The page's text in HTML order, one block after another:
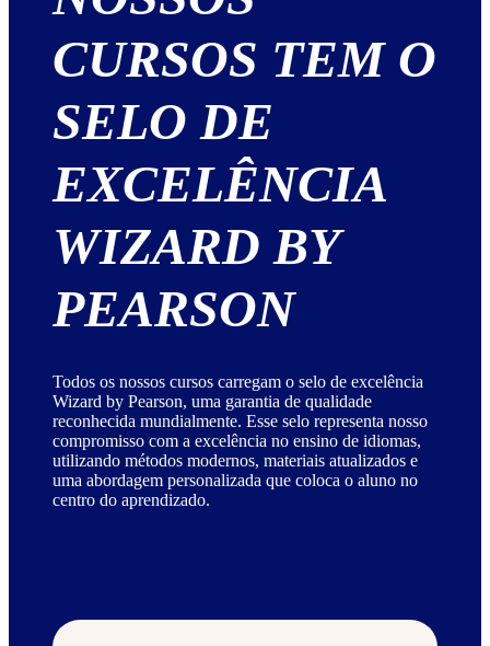
CURSOS TEM O
SELO DE
EXCELÊNCIA
WIZARD BY
PEARSON
Todos os nossos cursos carregam o selo de excelência
Wizard by Pearson, uma garantia de qualidade
reconhecida mundialmente. Esse selo representa nosso
compromisso com a excelência no ensino de idiomas,
utilizando métodos modernos, materiais atualizados e
uma abordagem personalizada que coloca o aluno no
centro do aprendizado.